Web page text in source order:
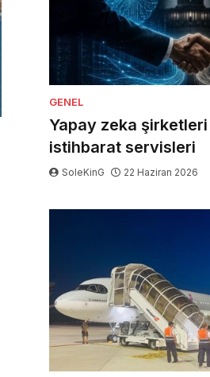
GENEL
Yapay zeka şirketleri
istihbarat servisleri
SoleKinG 22 Haziran 2026